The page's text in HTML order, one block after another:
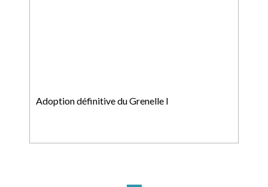
Adoption définitive du Grenelle I